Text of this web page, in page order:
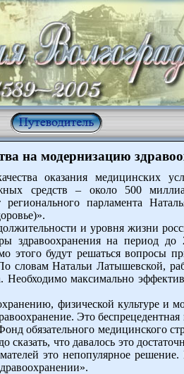
на модернизацию
оказания медицинских
средств – около 500
парламента
и уровня жизни
здравоохранения на период
будут решаться вопросы
словам Натальи Латышевской,
Необходимо максимально
физической культуре и
Это
обязательного медицинского
что давалось это
это непопулярное